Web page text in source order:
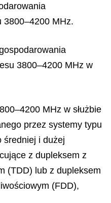
3800–4200 MHz.
3800–4200 MHz w
MHz w służbie
przez systemy typu
średniej i dużej
z dupleksem z
(TDD) lub z dupleksem
(FDD),